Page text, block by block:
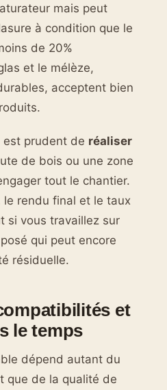
mais peut
à condition que le
de 20%
et le mélèze,
acceptent bien
est prudent de réaliser
de bois ou une zone
tout le chantier.
le rendu final et le taux
si vous travaillez sur
qui peut encore
résiduelle.
et
le temps
dépend autant du
que de la qualité de